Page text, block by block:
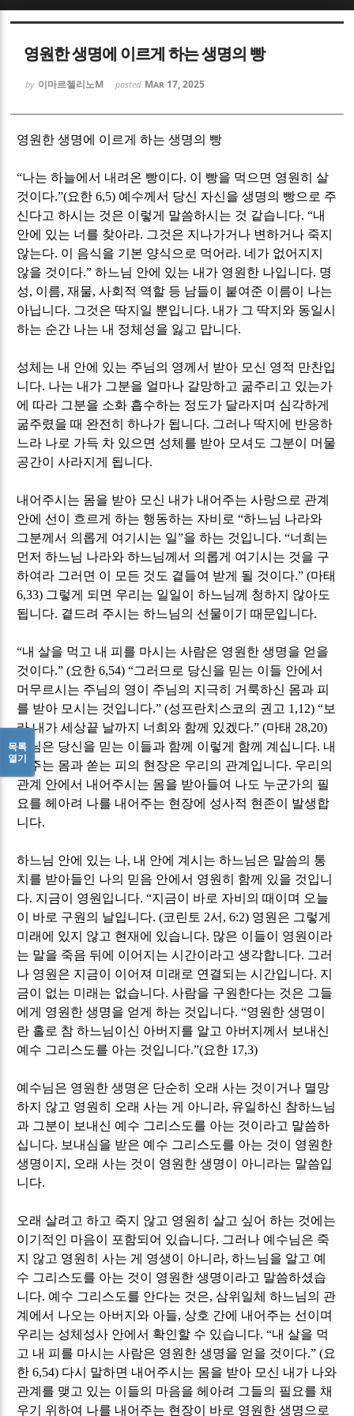
영원한 생명에 이르게 하는 생명의 빵
by 이마르첼리노M posted Mar 17, 2025
영원한 생명에 이르게 하는 생명의 빵
“나는 하늘에서 내려온 빵이다. 이 빵을 먹으면 영원히 살
것이다.”(요한6,5) 예수께서 당신 자신을 생명의 빵으로 주
신다고 하시는 것은 이렇게 말씀하시는 것 같습니다. “내
안에 있는 너를 찾아라. 그것은 지나가거나 변하거나 죽지
않는다. 이 음식을 기본 양식으로 먹어라. 네가 없어지지
않을 것이다.”하느님 안에 있는 내가 영원한 나입니다. 명
성, 이름,재물,사회적 역할 등 남들이 붙여준 이름이 나는
아닙니다. 그것은 딱지일 뿐입니다. 내가 그 딱지와 동일시
하는 순간 나는 내 정체성을 잃고 맙니다.
성체는 내 안에 있는 주님의 영께서 받아 모신 영적 만찬입
니다. 나는 내가 그분을 얼마나 갈망하고 굶주리고 있는가
에 따라 그분을 소화 흡수하는 정도가 달라지며 심각하게
굶주렸을 때 완전히 하나가 됩니다. 그러나 딱지에 반응하
느라 나로 가득 차 있으면 성체를 받아 모셔도 그분이 머물
공간이 사라지게 됩니다.
내어주시는 몸을 받아 모신 내가 내어주는 사랑으로 관계
안에 선이 흐르게 하는 행동하는 자비로“하느님 나라와
그분께서 의롭게 여기시는 일”을 하는 것입니다. “너희는
먼저 하느님 나라와 하느님께서 의롭게 여기시는 것을 구
하여라 그러면 이 모든 것도 곁들여 받게 될 것이다.” (마태
6,33) 그렇게 되면 우리는 일일이 하느님께 청하지 않아도
됩니다. 곁드려 주시는 하느님의 선물이기 때문입니다.
“내 살을 먹고 내 피를 마시는 사람은 영원한 생명을 얻을
것이다.” (요한6,54) “그러므로 당신을 믿는 이들 안에서
머무르시는 주님의 영이 주님의 지극히 거룩하신 몸과 피
를 받아 모시는 것입니다.” (성프란치스코의 권고 1,12) “보
라 내가 세상끝 날까지 너희와 함께 있겠다.” (마태 28,20)
주님은 당신을 믿는 이들과 함께 이렇게 함께 계십니다. 내
어주는 몸과 쏟는 피의 현장은 우리의 관계입니다. 우리의
관계 안에서 내어주시는 몸을 받아들여 나도 누군가의 필
요를 헤아려 나를 내어주는 현장에 성사적 현존이 발생합
니다.
하느님 안에 있는 나, 내 안에 계시는 하느님은 말씀의 통
치를 받아들인 나의 믿음 안에서 영원히 함께 있을 것입니
다. 지금이 영원입니다. “지금이 바로 자비의 때이며 오늘
이 바로 구원의 날입니다. (코린토 2서 , 6:2) 영원은 그렇게
미래에 있지 않고 현재에 있습니다. 많은 이들이 영원이라
는 말을 죽음 뒤에 이어지는 시간이라고 생각합니다. 그러
나 영원은 지금이 이어져 미래로 연결되는 시간입니다. 지
금이 없는 미래는 없습니다.사람을 구원한다는 것은 그들
에게 영원한 생명을 얻게 하는 것입니다. “영원한 생명이
란 홀로 참 하느님이신 아버지를 알고 아버지께서 보내신
예수 그리스도를 아는 것입니다.”(요한 17,3)
예수님은 영원한 생명은 단순히 오래 사는 것이거나 멸망
하지 않고 영원히 오래 사는 게 아니라, 유일하신 참하느님
과 그분이 보내신 예수 그리스도를 아는 것이라고 말씀하
십니다. 보내심을 받은 예수 그리스도를 아는 것이 영원한
생명이지 , 오래 사는 것이 영원한 생명이 아니라는 말씀입
니다.
오래 살려고 하고 죽지 않고 영원히 살고 싶어 하는 것에는
이기적인 마음이 포함되어 있습니다. 그러나 예수님은 죽
지 않고 영원히 사는 게 영생이 아니라,하느님을 알고 예
수 그리스도를 아는 것이 영원한 생명이라고 말씀하셨습
니다. 예수 그리스도를 안다는 것은,삼위일체 하느님의 관
계에서 나오는 아버지와 아들,상호 간에 내어주는 선이며
우리는 성체성사 안에서 확인할 수 있습니다. “내 살을 먹
고 내 피를 마시는 사람은 영원한 생명을 얻을 것이다.” (요
한6,54) 다시 말하면 내어주시는 몸을 받아 모신 내가 나와
관계를 맺고 있는 이들의 마음을 헤아려 그들의 필요를 채
우기 위하여 나를 내어주는 현장이 바로 영원한 생명으로
목록
열기
Sketchbook5, 스케치북5
Sketchbook5, 스케치북5
Sketchbook5, 스케치북5
Sketchbook5, 스케치북5